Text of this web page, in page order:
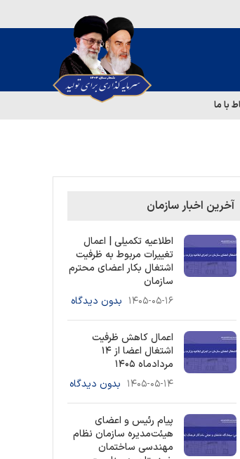
با ما
آخرین اخبار سازمان
اطلاعیه تکمیلی | اعمال
تغییرات مربوط به ظرفیت
اشتغال بکار اعضای محترم
سازمان
۱۴۰۵-۰۵-۱۶ بدون دیدگاه
اعمال کاهش ظرفیت
اشتغال اعضا از ۱۴
مردادماه ۱۴۰۵
۱۴۰۵-۰۵-۱۴ بدون دیدگاه
پیام رئیس و اعضای
هیئت‌مدیره سازمان نظام
مهندسی ساختمان